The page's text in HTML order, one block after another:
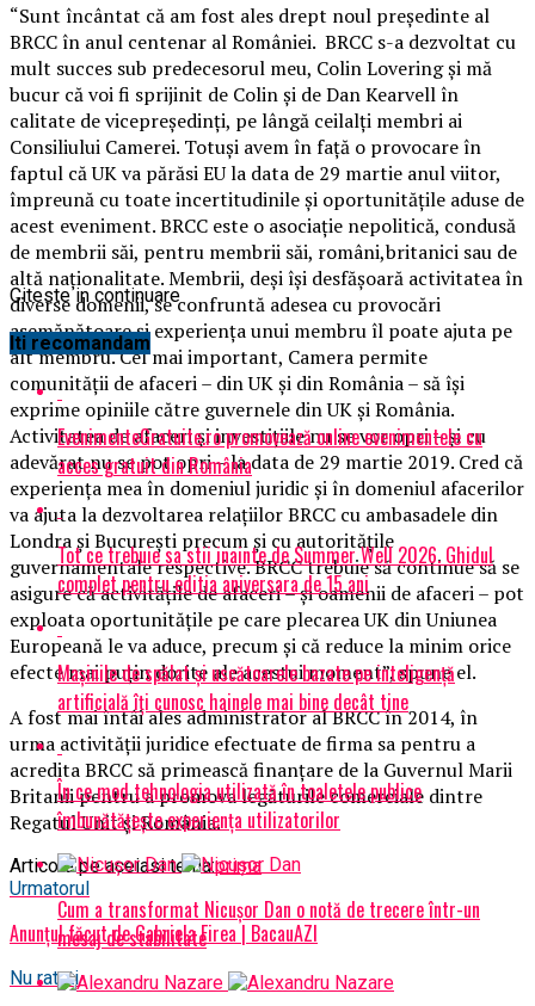
“Sunt încântat că am fost ales drept noul preşedinte al
BRCC în anul centenar al României. BRCC s-a dezvoltat cu
mult succes sub predecesorul meu, Colin Lovering şi mă
bucur că voi fi sprijinit de Colin şi de Dan Kearvell în
calitate de vicepreşedinţi, pe lângă ceilalţi membri ai
Consiliului Camerei. Totuşi avem în faţă o provocare în
faptul că UK va părăsi EU la data de 29 martie anul viitor,
împreună cu toate incertitudinile şi oportunităţile aduse de
acest eveniment. BRCC este o asociaţie nepolitică, condusă
de membrii săi, pentru membrii săi, români,britanici sau de
altă naţionalitate. Membrii, deşi îşi desfăşoară activitatea în
diverse domenii, se confruntă adesea cu provocări
asemănătoare şi experienţa unui membru îl poate ajuta pe
alt membru. Cel mai important, Camera permite
comunităţii de afaceri – din UK şi din România – să îşi
exprime opiniile către guvernele din UK şi România.
Activitatea de afaceri şi investiţiile nu se vor opri – şi cu
adevărat nu se pot opri – la data de 29 martie 2019. Cred că
experienţa mea în domeniul juridic şi în domeniul afacerilor
va ajuta la dezvoltarea relaţiilor BRCC cu ambasadele din
Londra şi Bucureşti precum şi cu autorităţile
guvernamentale respective. BRCC trebuie să continue să se
asigure că activităţile de afaceri – şi oamenii de afaceri – pot
exploata oportunităţile pe care plecarea UK din Uniunea
Europeană le va aduce, precum şi că reduce la minim orice
efecte mai puţin dorite ale acestui moment”, spune el.
A fost mai întâi ales administrator al BRCC în 2014, în
urma activităţii juridice efectuate de firma sa pentru a
acredita BRCC să primească finanţare de la Guvernul Marii
Britanii pentru a promova legăturile comerciale dintre
Regatul Unit şi România.
Articole pe aceiasi tema:prima
Urmatorul
Anunțul făcut de Gabriela Firea | BacauAZI
Nu ratati
Citeste in continuare
Iti recomandam
EvenimenteGratuite.ro promovează online evenimentele cu
acces gratuit din România
Tot ce trebuie sa stii inainte de Summer Well 2026. Ghidul
complet pentru editia aniversara de 15 ani
Mașinile de spălat și uscătoarele bazate pe inteligență
artificială îți cunosc hainele mai bine decât tine
În ce mod tehnologia utilizată în toaletele publice
îmbunătățește experiența utilizatorilor
Cum a transformat Nicușor Dan o notă de trecere într-un
mesaj de stabilitate